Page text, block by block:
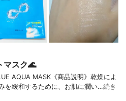
マスク🌊
AQUA MASK《商品説明》乾燥によ
を緩和するために、お肌に潤い…続き